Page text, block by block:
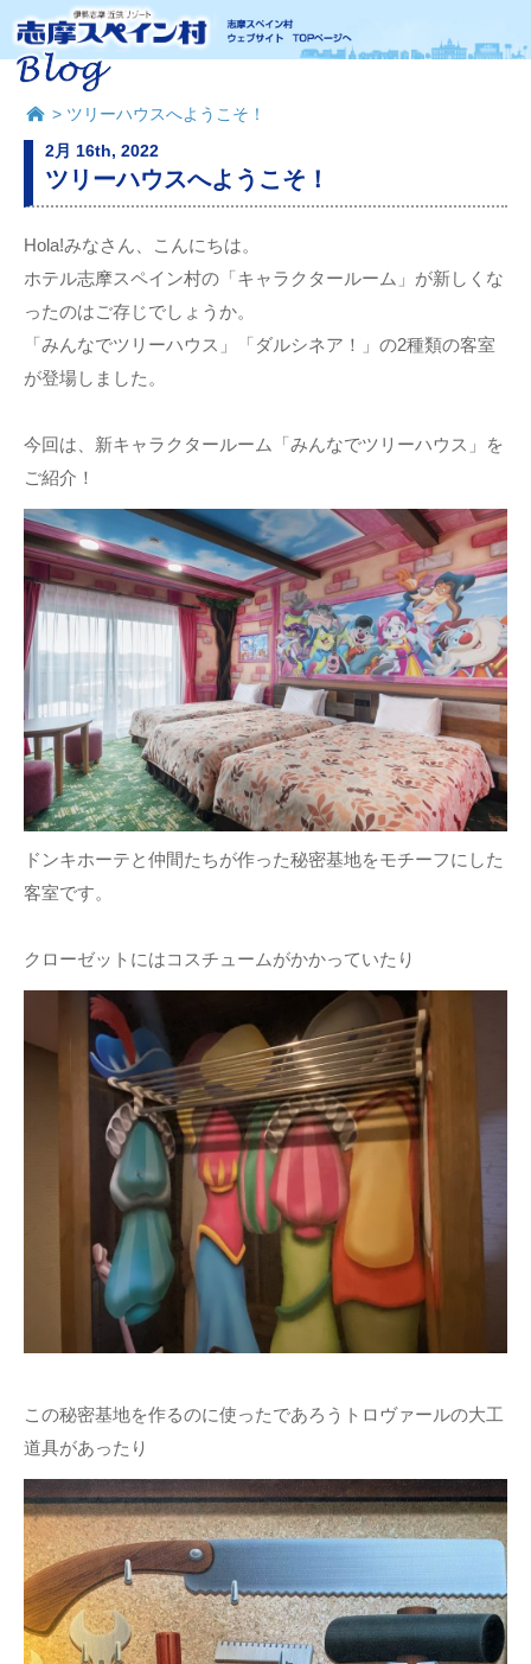
> ツリーハウスへようこそ！
2月 16th, 2022
ツリーハウスへようこそ！
Hola!みなさん、こんにちは。
ホテル志摩スペイン村の「キャラクタールーム」が新しくな
ったのはご存じでしょうか。
「みんなでツリーハウス」「ダルシネア！」の2種類の客室
が登場しました。
今回は、新キャラクタールーム「みんなでツリーハウス」を
ご紹介！
ドンキホーテと仲間たちが作った秘密基地をモチーフにした
客室です。
クローゼットにはコスチュームがかかっていたり
この秘密基地を作るのに使ったであろうトロヴァールの大工
道具があったり